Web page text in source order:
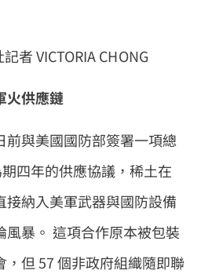
者 VICTORIA CHONG
火供應鏈
與美國國防部簽署一項總
四年的供應協議，稀土在
接納入美軍武器與國防設備
暴。 這項合作原本被包裝
但 57 個非政府組織隨即聯